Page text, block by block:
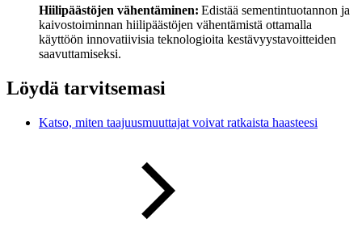
Hiilipäästöjen vähentäminen: Edistää sementintuotannon ja
kaivostoiminnan hiilipäästöjen vähentämistä ottamalla
käyttöön innovatiivisia teknologioita kestävyystavoitteiden
saavuttamiseksi.
Löydä tarvitsemasi
Katso, miten taajuusmuuttajat voivat ratkaista haasteesi